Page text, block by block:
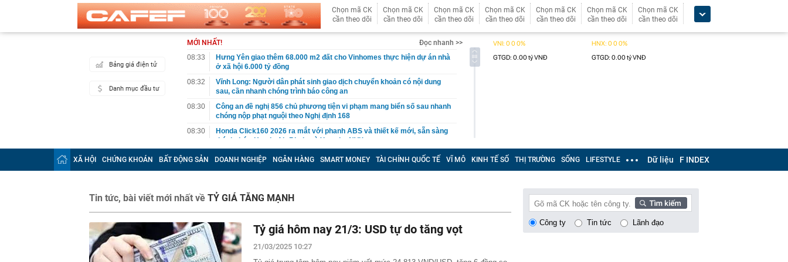
Chọn mã CK
cần theo dõi
Chọn mã CK
cần theo dõi
Chọn mã CK
cần theo dõi
Chọn mã CK
cần theo dõi
Chọn mã CK
cần theo dõi
Chọn mã CK
cần theo dõi
Chọn mã CK
cần theo dõi
Bảng giá điện tử
Danh mục đầu tư
MỚI NHẤT!
Đọc nhanh >>
08:33
Hưng Yên giao thêm 68.000 m2 đất cho Vinhomes thực hiện dự án nhà
ở xã hội 6.000 tỷ đồng
08:32
Vĩnh Long: Người dân phát sinh giao dịch chuyển khoản có nội dung
sau, cần nhanh chóng trình báo công an
08:30
Công an đề nghị 856 chủ phương tiện vi phạm mang biển số sau nhanh
chóng nộp phạt nguội theo Nghị định 168
08:30
Honda Click160 2026 ra mắt với phanh ABS và thiết kế mới, sẵn sàng
thách thức Honda Air Blade và Yamaha NVX
08:27
Ngày 7/8, Quốc hội thảo luận về chính sách đặc thù cho các dự án
phục vụ APEC 2027
Nghịch lý lớn nhất của cuộc cách mạng AI
08:23
Bát phở 25.000 đồng giữa trung tâm Hà Nội gây sốt: "Cứ tưởng nhìn
nhầm, phải dụi mắt mấy lần"
08:18
Thông báo quan trọng đến người thường xuyên giao dịch chuyển
khoản
XÃ HỘI CHỨNG KHOÁN BẤT ĐỘNG SẢN DOANH NGHIỆP NGÂN HÀNG SMART MONEY TÀI CHÍNH QUỐC TẾ VĨ MÔ KINH TẾ SỐ THỊ TRƯỜNG SỐNG LIFESTYLE Dữ liệu F INDEX
Tin tức, bài viết mới nhất về TỶ GIÁ TĂNG MẠNH
Tỷ giá hôm nay 21/3: USD tự do tăng vọt
21/03/2025 10:27
Công ty Tin tức Lãnh đạo